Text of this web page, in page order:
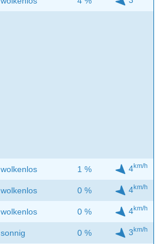
wolkenlos 1 % 4km/h
wolkenlos 0 % 4km/h
wolkenlos 0 % 4km/h
sonnig 0 % 3km/h